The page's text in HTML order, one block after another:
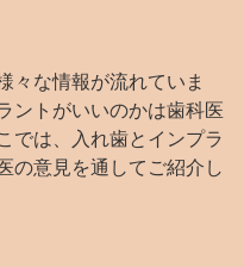
々な情報が流れていま
ントがいいのかは歯科医
では、入れ歯とインプラ
の意見を通してご紹介し